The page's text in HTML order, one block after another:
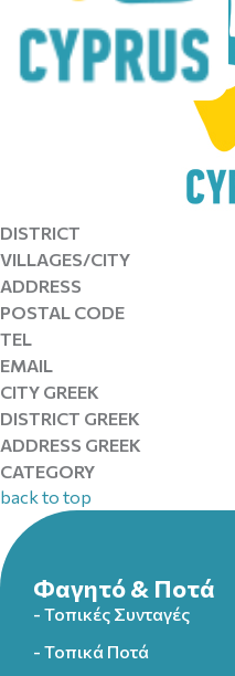
DISTRICT
VILLAGES/CITY
ADDRESS
POSTAL CODE
TEL
EMAIL
CITY GREEK
DISTRICT GREEK
ADDRESS GREEK
CATEGORY
back to top
Φαγητό & Ποτά
- Τοπικές Συνταγές
- Τοπικά Ποτά